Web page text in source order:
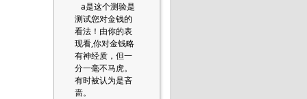
a是这个测验是
测试您对金钱的
看法！由你的表
现看,你对金钱略
有神经质，但一
分一毫不马虎。
有时被认为是吝
啬。